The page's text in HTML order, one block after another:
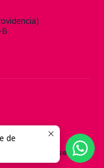
por Jumpseller.
de